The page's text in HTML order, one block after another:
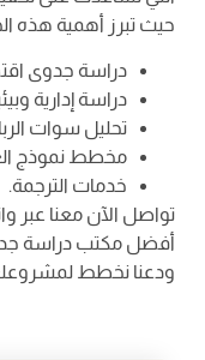
حيث تبرز أهمية هذه
دراسة جدوى
دراسة إدارية
تحليل سوات
مخطط نموذج
خدمات الترجمة.
تواصل الآن معنا
أفضل مكتب دراسة
ودعنا نخطط لمشروعك